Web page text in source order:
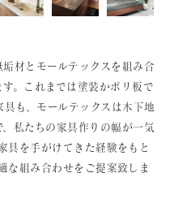
材とモールテックスを組み合
。これまでは塗装かポリ板で
も、モールテックスは木下地
私たちの家具作りの幅が一気
具を手がけてきた経験をもと
な組み合わせをご提案致しま